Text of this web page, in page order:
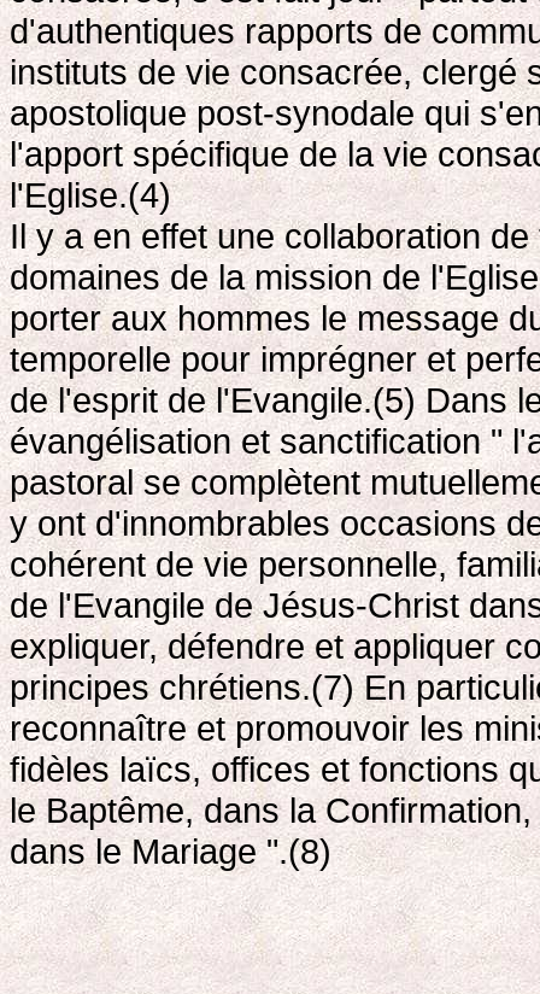
d'authentiques rapports de
instituts de vie consacrée, clergé
apostolique post-synodale qui
l'apport spécifique de la vie
l'Eglise.(4)
Il y a en effet une collaboration
domaines de la mission de
porter aux hommes le message
temporelle pour imprégner et
de l'esprit de l'Evangile.(5) Dans
évangélisation et sanctification "
pastoral se complètent
y ont d'innombrables occasions
cohérent de vie personnelle,
de l'Evangile de Jésus-Christ
expliquer, défendre et appliquer
principes chrétiens.(7) En
reconnaître et promouvoir les
fidèles laïcs, offices et fonctions
le Baptême, dans la
dans le Mariage ".(8)